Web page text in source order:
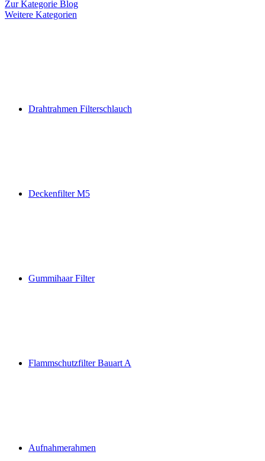
Zur Kategorie Blog
Weitere Kategorien
Drahtrahmen Filterschlauch
Deckenfilter M5
Gummihaar Filter
Flammschutzfilter Bauart A
Aufnahmerahmen